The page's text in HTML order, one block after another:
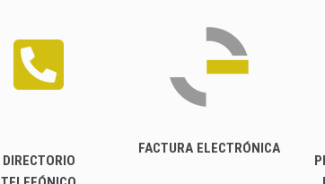
DIRECTORIO
FACTURA ELECTRÓNICA